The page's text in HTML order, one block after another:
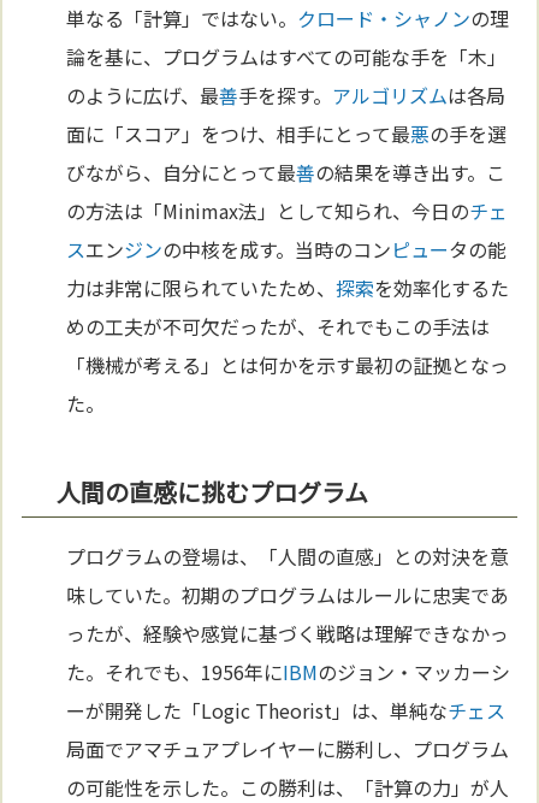
単なる「計算」ではない。 クロード・シャノンの理
論を基に、プログラムはすべての可能な手を「木」
のように広げ、最善手を探す。 アルゴリズムは各局
面に「スコア」をつけ、相手にとって最悪の手を選
びながら、自分にとって最善の結果を導き出す。こ
の方法は「Minimax法」として知られ、今日のチェ
スエンジンの中核を成す。当時のコンピュータの能
力は非常に限られていたため、探索を効率化するた
めの工夫が不可欠だったが、それでもこの手法は
「機械が考える」とは何かを示す最初の証拠となっ
た。
人間の直感に挑むプログラム
プログラムの登場は、「人間の直感」との対決を意
味していた。初期のプログラムはルールに忠実であ
ったが、経験や感覚に基づく戦略は理解できなかっ
た。それでも、1956年にIBMのジョン・マッカーシ
ーが開発した「Logic Theorist」は、単純なチェス
局面でアマチュアプレイヤーに勝利し、プログラム
の可能性を示した。この勝利は、「計算の力」が人